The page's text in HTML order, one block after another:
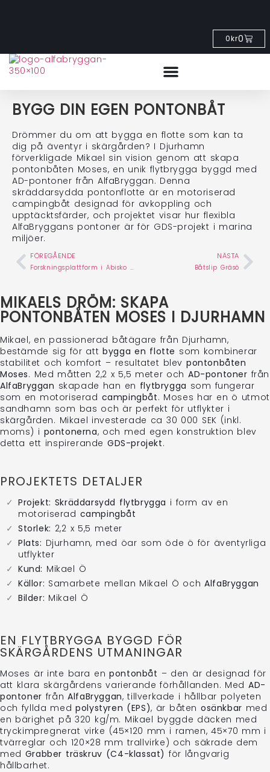
0kr0
BYGG DIN EGEN PONTONBÅT
Drömmer du om att bygga en flotte som kan ta
dig på äventyr i skärgården? I Djurhamn
förverkligade Mikael sin vision genom att skapa
pontonbåten Moses, en unik flytbrygga byggd med
AD-pontoner från AlfaBryggan. Denna
skräddarsydda pontonflotte är en motoriserad
campingbåt designad för avkoppling och
upptäcktsfärder, och projektet visar hur flexibla
AlfaBryggans pontoner är för GDS-projekt i marina
miljöer.
FÖREGÅENDE
Forskningsplattform i Abisko – HDPE-pontoner
NÄSTA
Båtslip Gräsö
MIKAELS DRÖM: SKAPA
PONTONBÅTEN MOSES I DJURHAMN
Mikael, en passionerad båtägare från Djurhamn,
bestämde sig för attbygga en flotte som kombinerar
stabilitet och komfort – resultatet blevpontonbåten
Moses. Med måtten 2,2 x 5,5 meter och AD-pontoner från
AlfaBryggan skapade han en flytbrygga som fungerar
som en motoriserad campingbåt. Moses har en ö utmot
sandhamn som bas och är perfekt för utflykter i
skärgården. Mikael investerade ca 30 000 SEK (inkl.
moms) i pontonerna, och med egen konstruktion blev
detta ett inspirerandeGDS-projekt.
PROJEKTETS DETALJER
Projekt: Skräddarsydd flytbrygga i form av en
motoriserad campingbåt
Storlek: 2,2 x 5,5 meter
Plats: Djurhamn, med öar som öde ö för äventyrliga
utflykter
Kund: Mikael Ö
Källor: Samarbete mellan Mikael Ö ochAlfaBryggan
Bilder: Mikael Ö
EN FLYTBRYGGA BYGGD FÖR
SKÄRGÅRDENS UTMANINGAR
Moses är inte bara enpontonbåt – den är designad för
att klara skärgårdens varierande förhållanden. MedAD-
pontoner frånAlfaBryggan, tillverkade i hållbar polyeten
och fyllda medpolystyren (EPS), är båtenosänkbar med
en bärighet på 320 kg/m. Mikael byggde däcken med
tryckimpregnerat virke (45×120 mm i ramen, 45×70 mm i
tvärreglar och 120×28 mm trallvirke) och säkrade dem
med Grabber träskruv (C4-klassat) för långvarig
hållbarhet.